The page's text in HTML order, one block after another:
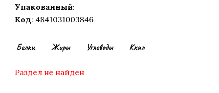
Упакованный:
Код: 4841031003846
Белки Жиры Углеводы Ккал
Раздел не найден